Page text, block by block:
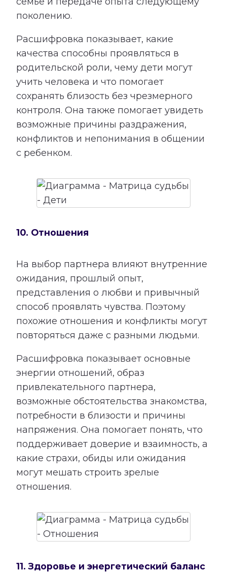
поколению.
Расшифровка показывает, какие
качества способны проявляться в
родительской роли, чему дети могут
учить человека и что помогает
сохранять близость без чрезмерного
контроля. Она также помогает увидеть
возможные причины раздражения,
конфликтов и непонимания в общении
с ребенком.
10. Отношения
На выбор партнера влияют внутренние
ожидания, прошлый опыт,
представления о любви и привычный
способ проявлять чувства. Поэтому
похожие отношения и конфликты могут
повторяться даже с разными людьми.
Расшифровка показывает основные
энергии отношений, образ
привлекательного партнера,
возможные обстоятельства знакомства,
потребности в близости и причины
напряжения. Она помогает понять, что
поддерживает доверие и взаимность, а
какие страхи, обиды или ожидания
могут мешать строить зрелые
отношения.
11. Здоровье и энергетический баланс